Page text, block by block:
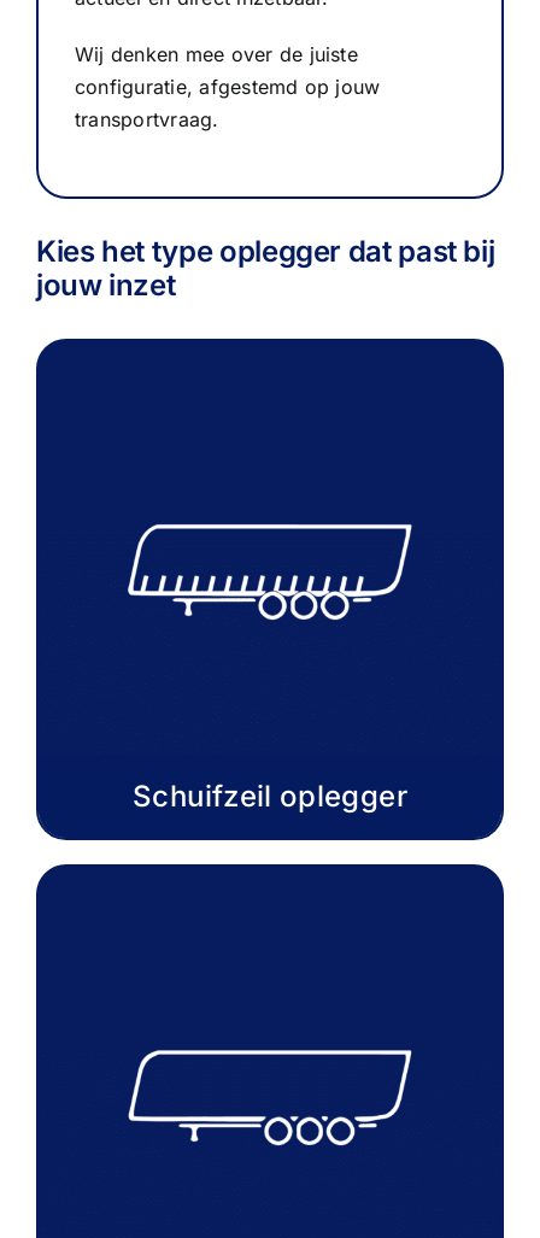
Wij denken mee over de juiste
configuratie, afgestemd op jouw
transportvraag.
Kies het type oplegger dat past bij
jouw inzet
Schuifzeil oplegger
24/7 pechhulp
Uitsluitend voor pech en storingen.